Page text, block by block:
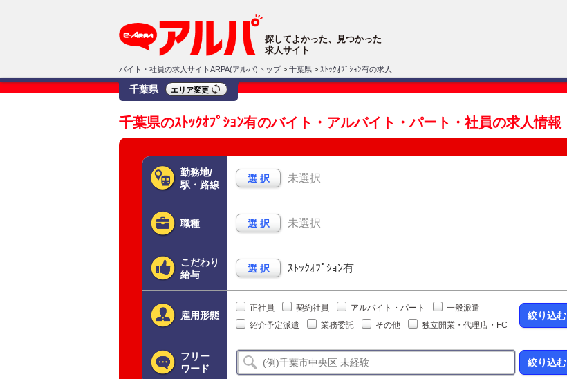
探してよかった、見つかった
求人サイト
バイト・社員の求人サイトARPA(アルパ)トップ > 千葉県 > ｽﾄｯｸｵﾌﾟｼｮﾝ有の求人
千葉県 エリア変更
千葉県のｽﾄｯｸｵﾌﾟｼｮﾝ有のバイト・アルバイト・パート・社員の求人情報
勤務地/
駅・路線
選 択 未選択
職種 選 択 未選択
こだわり
給与
選 択 ｽﾄｯｸｵﾌﾟｼｮﾝ有
雇用形態
正社員 契約社員 アルバイト・パート
一般派遣
紹介予定派遣
業務委託 その他 独立開業・代理店・FC
絞り込む
フリー
ワード
絞り込む